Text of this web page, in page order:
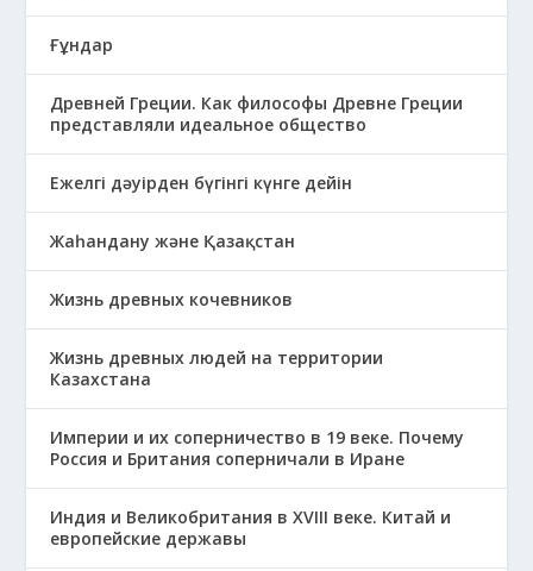
Ғұндар
Древней Греции. Как философы Древне Греции
представляли идеальное общество
Ежелгі дәуірден бүгінгі күнге дейін
Жаһандану және Қазақстан
Жизнь древных кочевников
Жизнь древных людей на территории
Казахстана
Империи и их соперничество в 19 веке. Почему
Россия и Британия соперничали в Иране
Индия и Великобритания в XVIII веке. Китай и
европейские державы